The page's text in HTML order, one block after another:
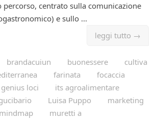
centrato sulla comunicazione
e sullo ...
leggi tutto →
brandacuiun buonessere
cultiva
farinata
focaccia
genius loci
its agroalimentare
Luisa Puppo
marketing
mindmap
muretti a